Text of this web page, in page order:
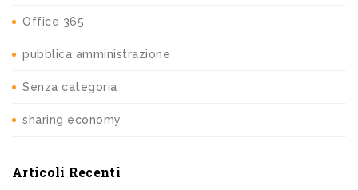
Office 365
pubblica amministrazione
Senza categoria
sharing economy
Articoli Recenti